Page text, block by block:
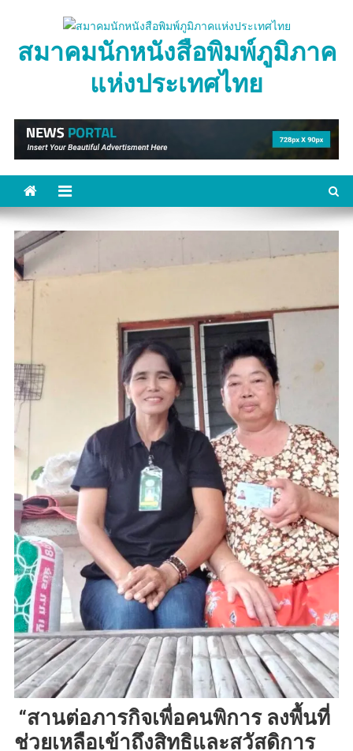
contentสมาคมนักหนังสือพิมพ์ภูมิภาค
แห่งประเทศไทย
“สานต่อภารกิจเพื่อคนพิการ ลงพื้นที่
ช่วยเหลือเข้าถึงสิทธิและสวัสดิการ